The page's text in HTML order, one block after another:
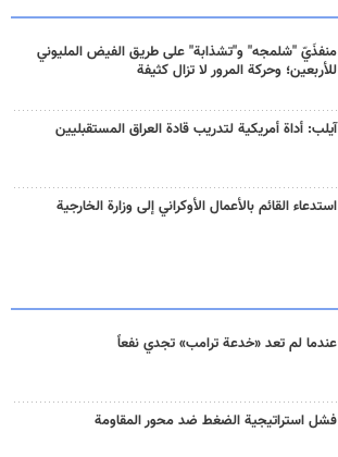
منفذَيّ "شلمجه" و"تشذابة" على طريق الفيض المليوني
للأربعين؛ وحركة المرور لا تزال كثيفة
آيلب: أداة أمريكية لتدريب قادة العراق المستقبليين
استدعاء القائم بالأعمال الأوكراني إلى وزارة الخارجية
عندما لم تعد «خدعة ترامب» تجدي نفعاً
فشل استراتيجية الضغط ضد محور المقاومة